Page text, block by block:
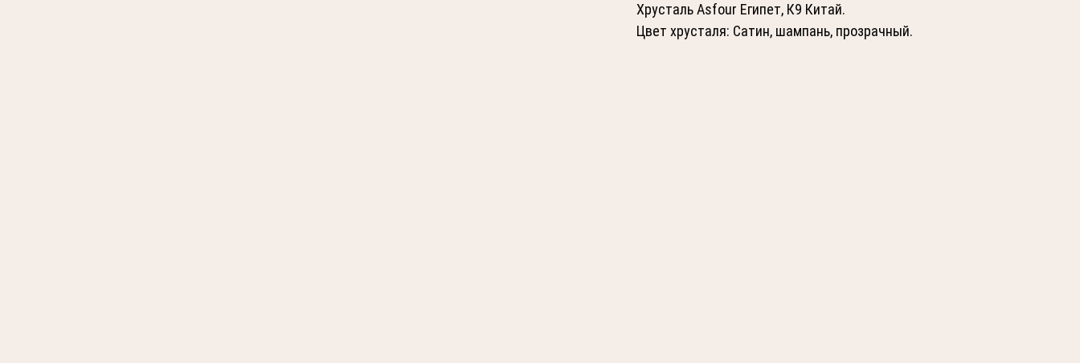
Хрусталь Asfour Египет, К9 Китай.
Цвет хрусталя: Сатин, шампань, прозрачный.